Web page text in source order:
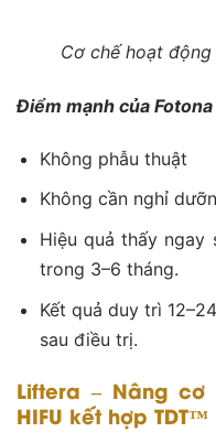
Cơ chế hoạt
Điểm mạnh của
Không phẫu thuật
Không cần nghỉ
Hiệu quả thấy
trong 3–6 tháng.
Kết quả duy trì
sau điều trị.
Liftera – Nâng
HIFU kết hợp TDT™